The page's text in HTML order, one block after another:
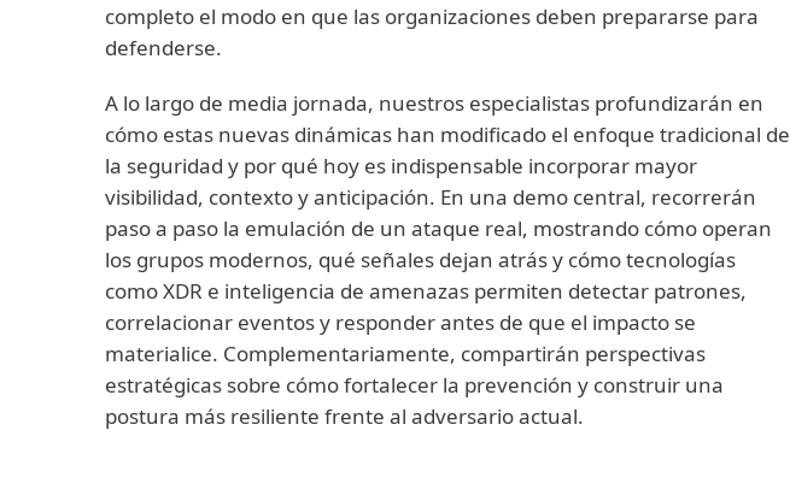
completo el modo en que las organizaciones deben prepararse para
defenderse.
A lo largo de media jornada, nuestros especialistas profundizarán en
cómo estas nuevas dinámicas han modificado el enfoque tradicional de
la seguridad y por qué hoy es indispensable incorporar mayor
visibilidad, contexto y anticipación. En una demo central, recorrerán
paso a paso la emulación de un ataque real, mostrando cómo operan
los grupos modernos, qué señales dejan atrás y cómo tecnologías
como XDR e inteligencia de amenazas permiten detectar patrones,
correlacionar eventos y responder antes de que el impacto se
materialice. Complementariamente, compartirán perspectivas
estratégicas sobre cómo fortalecer la prevención y construir una
postura más resiliente frente al adversario actual.